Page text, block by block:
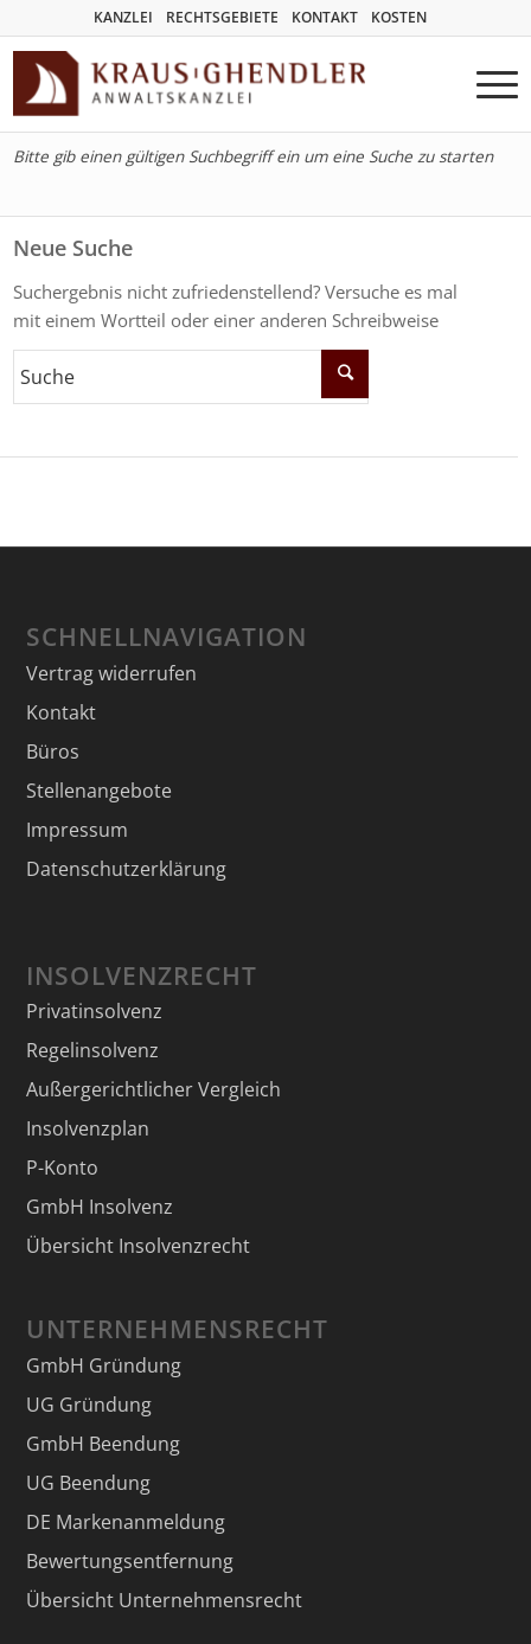
KANZLEI RECHTSGEBIETE KONTAKT KOSTEN
Bitte gib einen gültigen Suchbegriff ein um eine Suche zu starten
Neue Suche
Suchergebnis nicht zufriedenstellend? Versuche es mal
mit einem Wortteil oder einer anderen Schreibweise
SCHNELLNAVIGATION
Vertrag widerrufen
Kontakt
Büros
Stellenangebote
Impressum
Datenschutzerklärung
INSOLVENZRECHT
Privatinsolvenz
Regelinsolvenz
Außergerichtlicher Vergleich
Insolvenzplan
P-Konto
GmbH Insolvenz
Übersicht Insolvenzrecht
UNTERNEHMENSRECHT
GmbH Gründung
UG Gründung
GmbH Beendung
UG Beendung
DE Markenanmeldung
Bewertungsentfernung
Übersicht Unternehmensrecht